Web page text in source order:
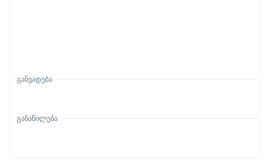
განვადება
განაწილება